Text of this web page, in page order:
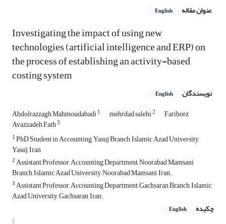
عنوان مقاله English
Investigating the impact of using new
technologies (artificial intelligence and ERP) on
the process of establishing an activity-based
costing system
نویسندگان English
Abdolrazzagh Mahmoudabadi1 mehrdad salehi2 Fariborz
Avazzadeh Fath3
1PhD Student in Accounting, Yasuj Branch, Islamic Azad University,
Yasuj, Iran
2Assistant Professor, Accounting Department, Noorabad Mamsani
Branch, Islamic Azad University, Noorabad Mamsani, Iran.
3Assistant Professor, Accounting Department, Gachsaran Branch, Islamic
Azad University, Gachsaran, Iran.
چکیده
English